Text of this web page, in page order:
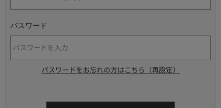
パスワード
パスワードをお忘れの方はこちら（再設定）